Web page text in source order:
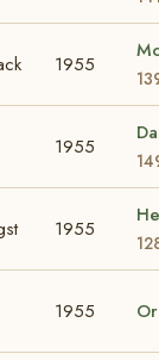
1955
1955
1955
1955